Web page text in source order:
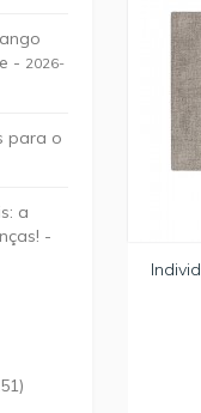
- 2026-
para o
a
-